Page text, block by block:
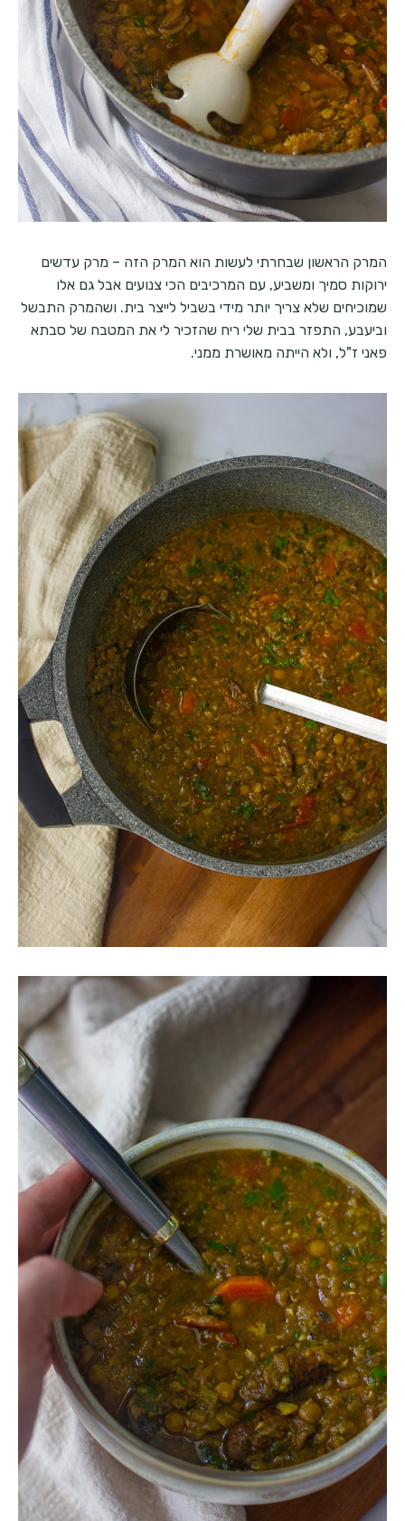
המרק הראשון שבחרתי לעשות הוא המרק הזה – מרק עדשים
ירוקות סמיך ומשביע, עם המרכיבים הכי צנועים אבל גם אלו
שמוכיחים שלא צריך יותר מידי בשביל לייצר בית. ושהמרק התבשל
וביעבע, התפזר בבית שלי ריח שהזכיר לי את המטבח של סבתא
פאני ז"ל, ולא הייתה מאושרת ממני.